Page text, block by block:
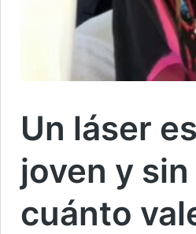
Un láser
joven y
cuánto